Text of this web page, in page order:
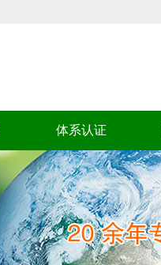
体系认证